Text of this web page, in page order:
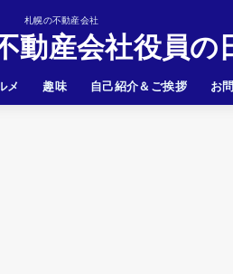
札幌の不動産会社
動産会社役員の
メ 趣味 自己紹介＆ご挨拶 お